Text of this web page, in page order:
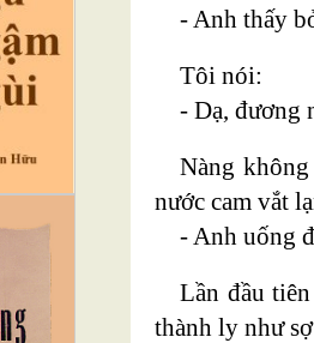
- Anh thấy
Tôi nói:
- Dạ, đương
Nàng
nước cam vắt
- Anh uống
Lần đầu
thành ly như